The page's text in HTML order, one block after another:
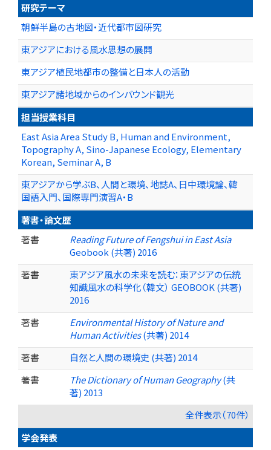
研究テーマ
朝鮮半島の古地図・近代都市図研究
東アジアにおける風水思想の展開
東アジア植民地都市の整備と日本人の活動
東アジア諸地域からのインバウンド観光
担当授業科目
East Asia Area Study B, Human and Environment,
Topography A, Sino-Japanese Ecology, Elementary
Korean, Seminar A, B
東アジアから学ぶB、人間と環境、地誌A、日中環境論、韓
国語入門、国際専門演習A・B
著書・論文歴
著書
Reading Future of Fengshui in East Asia
Geobook (共著) 2016
著書
東アジア風水の未来を読む：東アジアの伝統
知識風水の科学化（韓文） GEOBOOK (共著)
2016
著書
Environmental History of Nature and
Human Activities(共著) 2014
著書
自然と人間の環境史 (共著) 2014
著書
The Dictionary of Human Geography(共
著) 2013
全件表示（70件）
学会発表